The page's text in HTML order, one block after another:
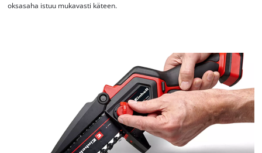
Tarvitsemme suostumuksesi palvelun
Google Maps lataamiseen!
oksasaha istuu mukavasti käteen.